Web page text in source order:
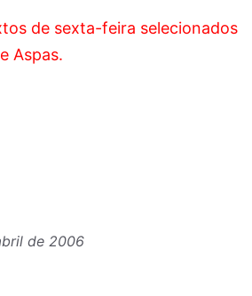
de sexta-feira selecionados
Aspas.
de 2006